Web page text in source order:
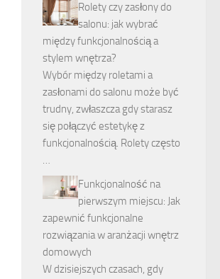
Rolety czy zasłony do
salonu: jak wybrać
między funkcjonalnością a
stylem wnętrza?
Wybór między roletami a
zasłonami do salonu może być
trudny, zwłaszcza gdy starasz
się połączyć estetykę z
funkcjonalnością. Rolety często
…
Funkcjonalność na
pierwszym miejscu: Jak
zapewnić funkcjonalne
rozwiązania w aranżacji wnętrz
domowych
W dzisiejszych czasach, gdy